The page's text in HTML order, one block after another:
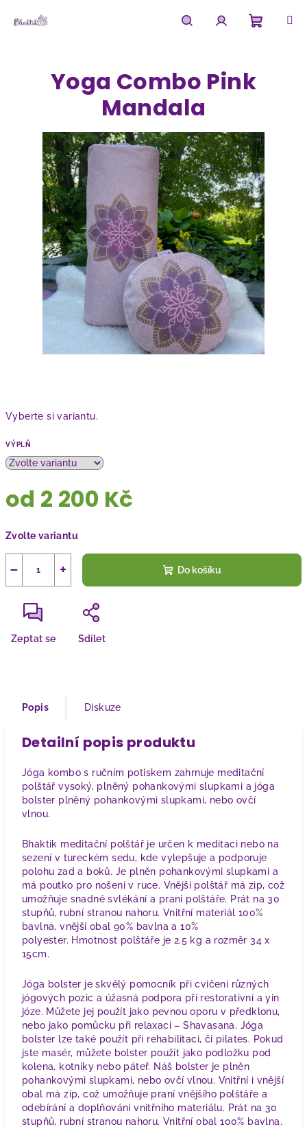
košík
Vyberte si variantu.
VÝPLŇ
od 2 200 Kč
cena:
Zvolte variantu
+
− Do košíku
Zeptat se Sdílet
Yoga Combo Pink
Mandala
Popis Diskuze
Detailní popis produktu
Jóga kombo s ručním potiskem zahrnuje meditační
polštář vysoký, plněný pohankovými slupkami a jóga
bolster plněný pohankovými slupkami, nebo ovčí
vlnou.
Bhaktik meditační polštář je určen k meditaci nebo na
sezení v tureckém sedu, kde vylepšuje a podporuje
polohu zad a boků. Je plněn pohankovými slupkami a
má poutko pro nošení v ruce. Vnější polštář má zip, což
umožňuje snadné svlékání a praní polštáře. Prát na 30
stupňů, rubní stranou nahoru. Vnitřní materiál 100%
bavlna, vnější obal 90% bavlna a 10%
polyester. Hmotnost polštáře je 2.5 kg a rozměr 34 x
15cm.
Jóga bolster je skvělý pomocník při cvičení různých
jógových pozic a úžasná podpora při restorativní a yin
józe. Můžete jej použít jako pevnou oporu v předklonu,
nebo jako pomůcku při relaxaci – Shavasana. Jóga
bolster lze také použít při rehabilitaci, či pilates. Pokud
jste masér, můžete bolster použít jako podložku pod
kolena, kotníky nebo páteř. Náš bolster je plněn
pohankovými slupkami, nebo ovčí vlnou. Vnitřní i vnější
obal má zip, což umožňuje praní vnějšího polštáře a
odebírání a doplňování vnitřního materiálu. Prát na 30
stupňů, rubní stranou nahoru. Vnitřní obal 100% bavlna.